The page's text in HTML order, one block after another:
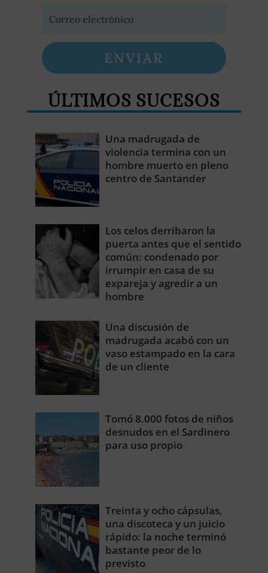
ENVIAR
ÚLTIMOS SUCESOS
Una madrugada de
violencia termina con un
hombre muerto en pleno
centro de Santander
Los celos derribaron la
puerta antes que el sentido
común: condenado por
irrumpir en casa de su
expareja y agredir a un
hombre
Una discusión de
madrugada acabó con un
vaso estampado en la cara
de un cliente
Tomó 8.000 fotos de niños
desnudos en el Sardinero
para uso propio
Treinta y ocho cápsulas,
una discoteca y un juicio
rápido: la noche terminó
bastante peor de lo
previsto